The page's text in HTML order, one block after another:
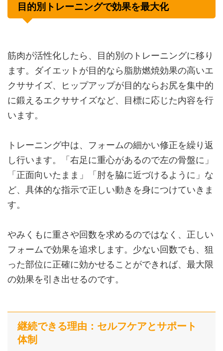
目的別トレーニングで効果を最大化
筋肉が活性化したら、目的別のトレーニングに移り
ます。ダイエットが目的なら脂肪燃焼効果の高いエ
クササイズ、ヒップアップが目的ならお尻を集中的
に鍛えるエクササイズなど、目標に応じた内容を行
います。
トレーニング中は、フォームの細かい修正を繰り返
し行います。「右足に重心があるので左の骨盤に」
「正面向いたまま」「肘を脇に近づけるように」な
ど、具体的な指示で正しい動きを身につけていきま
す。
やみくもに重さや回数を求めるのではなく、正しい
フォームで効果を追求します。少ない回数でも、狙
った部位に正確に効かせることができれば、最大限
の効果を引き出せるのです。
継続できる理由：セルフケアとサポート
体制